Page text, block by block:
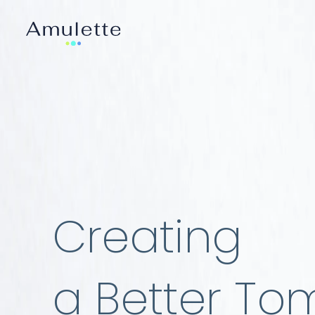
Creating
a Better